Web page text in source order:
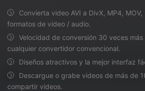
Tienda
Soporte
Convertidor de video gratuito
AniSmall-Compresor de Video
AniSmall para Desktop
AniSmall para iOS
Convertidor de Video
Disfruta de funciones de
conversión potentes e
Aficionados al Deporte
Donde hay deporte, está
Ofertas Educativas
Los usuarios educativos
Ayuda
¿Cómo utilizar Wondershare
paso a paso a continuación.
FAQs
Toda la información que necesita para
Actualizar a VC17
COMPRAR
Convierta video AVI a DivX, MP4,
formatos de video / audio.
Velocidad de conversión 30 veces
cualquier convertidor convencional.
Diseños atractivos y la mejor interfaz
Descargue o grabe videos de más de
compartir videos.